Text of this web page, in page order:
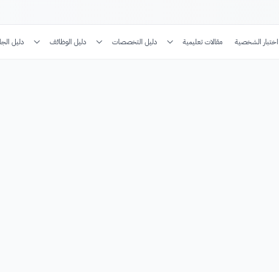
اختبار الشخصية مقالات تعليمية دليل التخصصات دليل الوظائف دليل